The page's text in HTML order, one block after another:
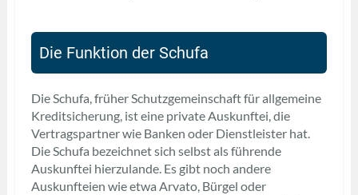
Die Funktion der Schufa
Die Schufa, früher Schutzgemeinschaft für allgemeine
Kreditsicherung, ist eine private Auskunftei, die
Vertragspartner wie Banken oder Dienstleister hat.
Die Schufa bezeichnet sich selbst als führende
Auskunftei hierzulande. Es gibt noch andere
Auskunfteien wie etwa Arvato, Bürgel oder